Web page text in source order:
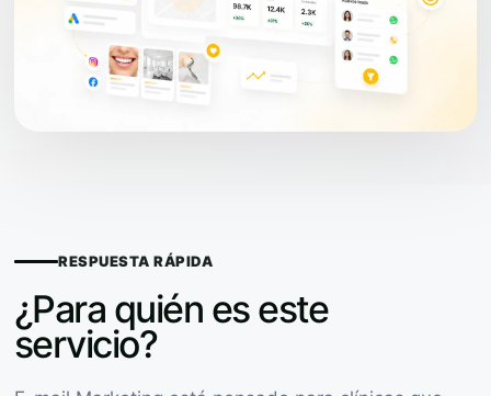
RESPUESTA RÁPIDA
¿Para quién es este
servicio?